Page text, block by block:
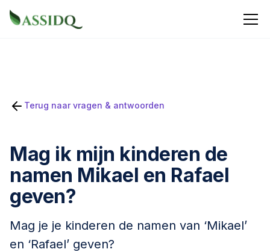
Terug naar vragen & antwoorden
Mag ik mijn kinderen de
namen Mikael en Rafael
geven?
Mag je je kinderen de namen van ‘Mikael’
en ‘Rafael’ geven?